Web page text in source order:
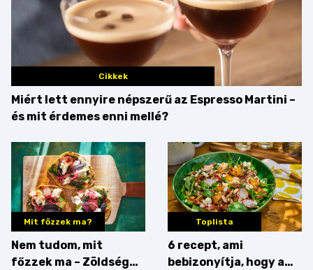
Cikkek
Miért lett ennyire népszerű az Espresso Martini –
és mit érdemes enni mellé?
Mit főzzek ma?
Nem tudom, mit
főzzek ma – Zöldség
Toplista
6 recept, ami
bebizonyítja, hogy a